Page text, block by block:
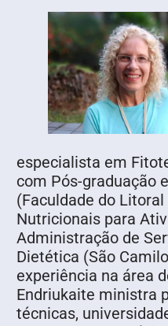
especialista em
com Pós-graduação
(Faculdade do
Nutricionais para
Administração de
Dietética (São
experiência na área
Endriukaite ministra
técnicas,